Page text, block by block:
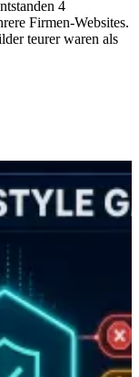
4
Firmen-Websites.
teurer waren als